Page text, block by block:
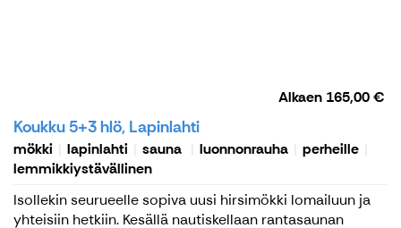
Alkaen 165,00 €
Koukku 5+3 hlö, Lapinlahti
mökki lapinlahti sauna luonnonrauha
perheille
lemmikkiystävällinen
Isollekin seurueelle sopiva uusi hirsimökki lomailuun ja
yhteisiin hetkiin. Kesällä nautiskellaan rantasaunan